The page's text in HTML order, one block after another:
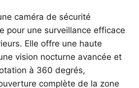
caméra de sécurité
pour une surveillance efficace
Elle offre une haute
vision nocturne avancée et
à 360 degrés,
complète de la zone